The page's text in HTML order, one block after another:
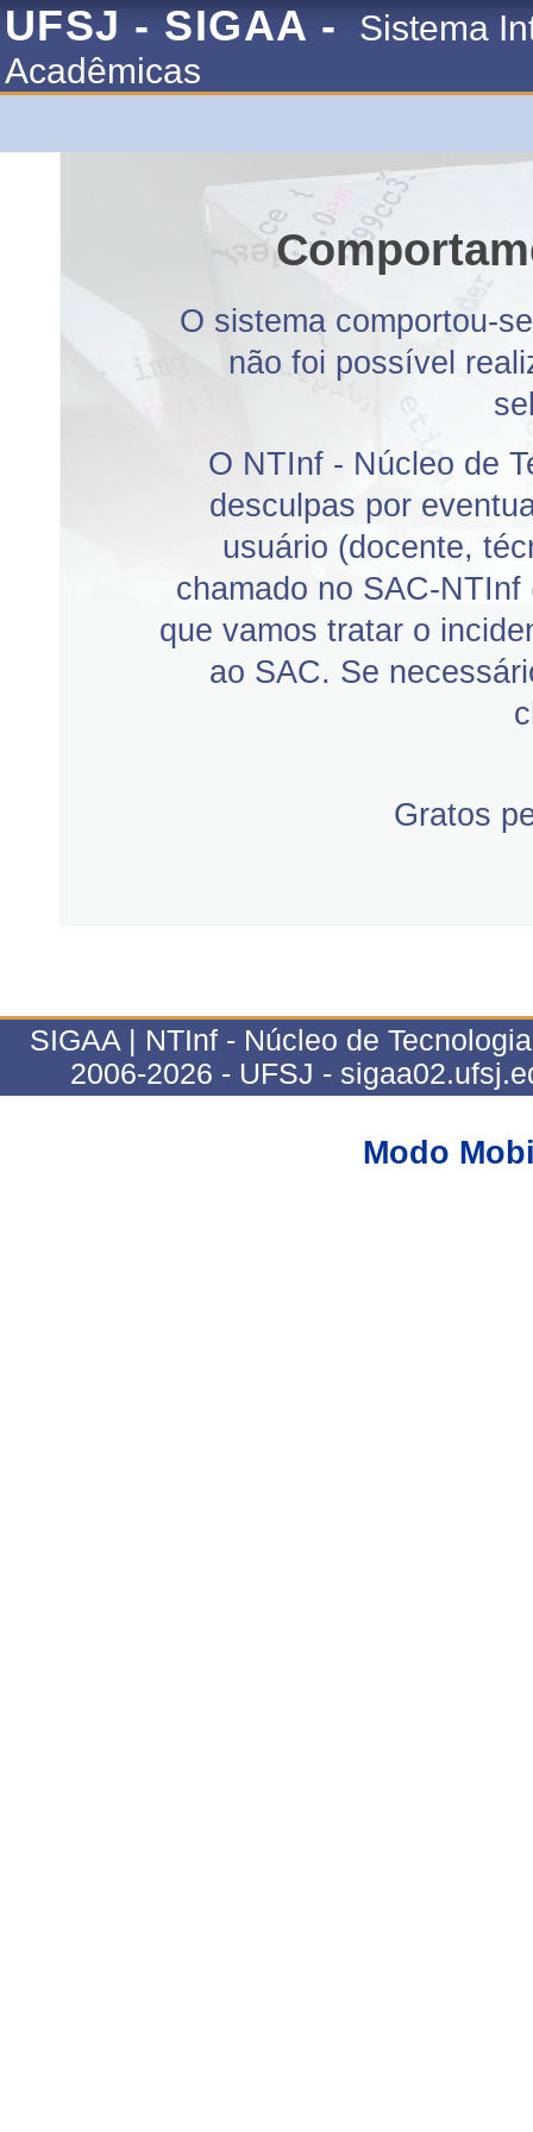
UFSJ - SIGAA -
Sistema
Acadêmicas
O sistema comportou-
não foi possível
O NTInf - Núcleo de
desculpas por
usuário (docente,
chamado no SAC-NTInf
que vamos tratar o
ao SAC. Se
Gratos
SIGAA | NTInf - Núcleo de
2006-2026 - UFSJ -
Modo